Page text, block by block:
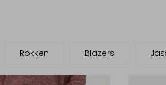
Rokken Blazers